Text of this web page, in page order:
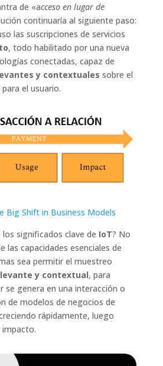
de «acceso en lugar de
continuaría al siguiente paso:
las suscripciones de servicios
, todo habilitado por una nueva
conectadas, capaz de
y contextuales sobre el
el usuario.
Big Shift in Business Models
significados clave de IoT? No
las capacidades esenciales de
sea permitir el muestreo
y contextual, para
se genera en una interacción o
de modelos de negocios de
rápidamente, luego